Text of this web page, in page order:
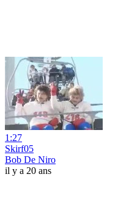
1:27
Skirf05
Bob De Niro
il y a 20 ans